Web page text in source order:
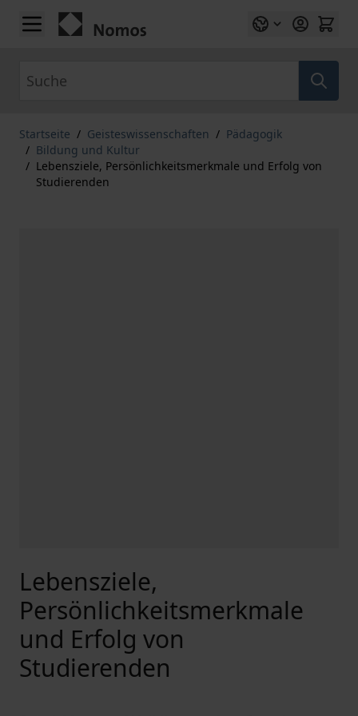
Zum Inhalt springen
Startseite / Geisteswissenschaften / Pädagogik
/ Bildung und Kultur
/ Lebensziele, Persönlichkeitsmerkmale und Erfolg von
Studierenden
Lebensziele,
Persönlichkeitsmerkmale
und Erfolg von
Studierenden